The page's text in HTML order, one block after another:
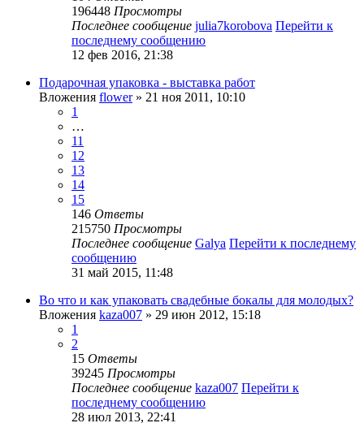
196448 Просмотры
Последнее сообщение julia7korobova Перейти к
последнему сообщению
12 фев 2016, 21:38
Подарочная упаковка - выставка работ
Вложения flower» 21 ноя 2011, 10:10
1
…
11
12
13
14
15
146 Ответы
215750 Просмотры
Последнее сообщение Galya Перейти к последнему
сообщению
31 май 2015, 11:48
Во что и как упаковать свадебные бокалы для молодых?
Вложения kaza007 » 29 июн 2012, 15:18
1
2
15 Ответы
39245 Просмотры
Последнее сообщение kaza007 Перейти к
последнему сообщению
28 июл 2013, 22:41